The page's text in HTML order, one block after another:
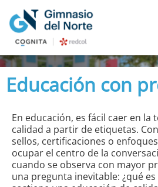
Educación con
En educación, es fácil caer en
calidad a partir de etiquetas.
sellos, certificaciones o
ocupar el centro de la
cuando se observa con mayor
una pregunta inevitable: ¿qué